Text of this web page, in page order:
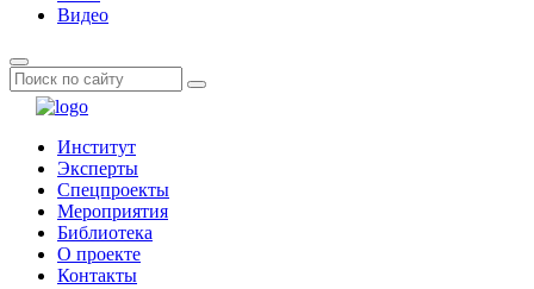
Видео
Институт
Эксперты
Спецпроекты
Мероприятия
Библиотека
О проекте
Контакты